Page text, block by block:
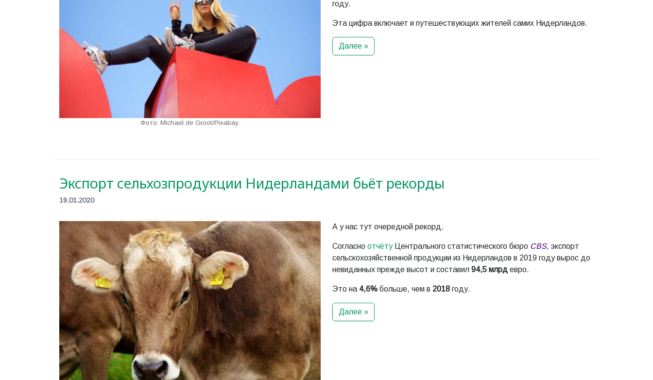
Фото: Michael de Groot/Pixabay.
году.
Эта цифра включает и путешествующих жителей самих Нидерландов.
Далее »
Экспорт сельхозпродукции Нидерландами бьёт рекорды
19.01.2020
А у нас тут очередной рекорд.
Согласно отчётуЦентрального статистического бюро CBS, экспорт
сельскохозяйственной продукции из Нидерландов в 2019 году вырос до
невиданных прежде высот и составил 94,5 млрд евро.
Это на 4,6% больше, чем в 2018 году.
Далее »